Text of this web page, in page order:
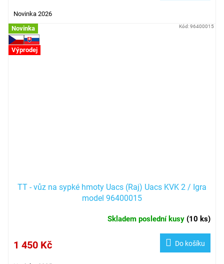
Novinka 2026
Novinka
Výprodej
TT - vůz na sypké hmoty Uacs (Raj) Uacs KVK 2 / Igra
model 96400015
Skladem poslední kusy (10 ks)
1 450 Kč Do košíku
Kód:96400015